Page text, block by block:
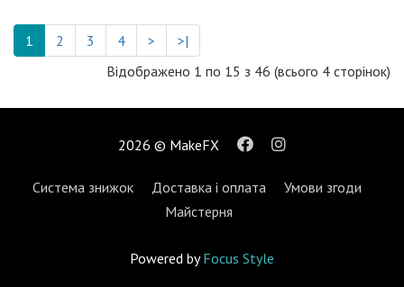
1 2 3 4 >
>|
Відображено 1 по 15 з 46 (всього 4 сторінок)
2026 © MakeFX
Система знижок Доставка і оплата
Умови згоди
Майстерня
Powered byFocus Style